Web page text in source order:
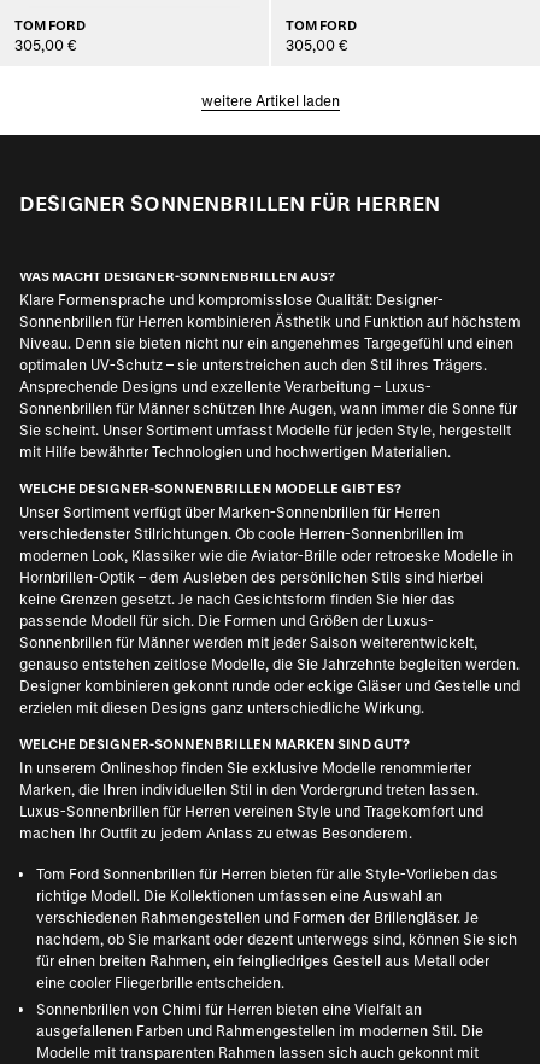
TOM FORD
305,00 €
TOM FORD
305,00 €
weitere Artikel laden
DESIGNER SONNENBRILLEN FÜR HERREN
WAS MACHT DESIGNER-SONNENBRILLEN AUS?
Klare Formensprache und kompromisslose Qualität: Designer-
Sonnenbrillen für Herren kombinieren Ästhetik und Funktion auf höchstem
Niveau. Denn sie bieten nicht nur ein angenehmes Targegefühl und einen
optimalen UV-Schutz – sie unterstreichen auch den Stil ihres Trägers.
Ansprechende Designs und exzellente Verarbeitung – Luxus-
Sonnenbrillen für Männer schützen Ihre Augen, wann immer die Sonne für
Sie scheint. Unser Sortiment umfasst Modelle für jeden Style, hergestellt
mit Hilfe bewährter Technologien und hochwertigen Materialien.
WELCHE DESIGNER-SONNENBRILLEN MODELLE GIBT ES?
Unser Sortiment verfügt über Marken-Sonnenbrillen für Herren
verschiedenster Stilrichtungen. Ob coole Herren-Sonnenbrillen im
modernen Look, Klassiker wie die Aviator-Brille oder retroeske Modelle in
Hornbrillen-Optik – dem Ausleben des persönlichen Stils sind hierbei
keine Grenzen gesetzt. Je nach Gesichtsform finden Sie hier das
passende Modell für sich. Die Formen und Größen der Luxus-
Sonnenbrillen für Männer werden mit jeder Saison weiterentwickelt,
genauso entstehen zeitlose Modelle, die Sie Jahrzehnte begleiten werden.
Designer kombinieren gekonnt runde oder eckige Gläser und Gestelle und
erzielen mit diesen Designs ganz unterschiedliche Wirkung.
WELCHE DESIGNER-SONNENBRILLEN MARKEN SIND GUT?
In unserem Onlineshop finden Sie exklusive Modelle renommierter
Marken, die Ihren individuellen Stil in den Vordergrund treten lassen.
Luxus-Sonnenbrillen für Herren vereinen Style und Tragekomfort und
machen Ihr Outfit zu jedem Anlass zu etwas Besonderem.
Tom Ford Sonnenbrillen für Herren bieten für alle Style-Vorlieben das
richtige Modell. Die Kollektionen umfassen eine Auswahl an
verschiedenen Rahmengestellen und Formen der Brillengläser. Je
nachdem, ob Sie markant oder dezent unterwegs sind, können Sie sich
für einen breiten Rahmen, ein feingliedriges Gestell aus Metall oder
eine cooler Fliegerbrille entscheiden.
Sonnenbrillen von Chimi für Herren bieten eine Vielfalt an
ausgefallenen Farben und Rahmengestellen im modernen Stil. Die
Modelle mit transparenten Rahmen lassen sich auch gekonnt mit